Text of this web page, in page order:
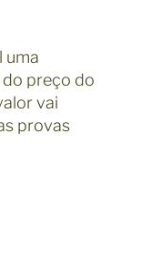
uma
preço do
vai
provas